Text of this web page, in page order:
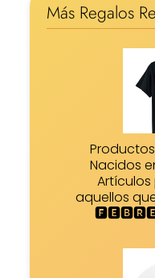
Más Regalos
Nacidos
aquellos